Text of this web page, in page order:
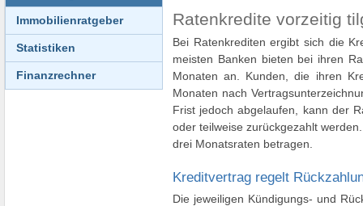
Ratenkredite vorzeitig
Bei Ratenkrediten ergibt sich die
meisten Banken bieten bei ihren
Monaten an. Kunden, die ihren
Monaten nach
Frist jedoch abgelaufen, kann der
oder teilweise zurückgezahlt
drei Monatsraten betragen.
Kreditvertrag regelt
Die jeweiligen Kündigungs- und
Immobilienratgeber
Statistiken
Finanzrechner